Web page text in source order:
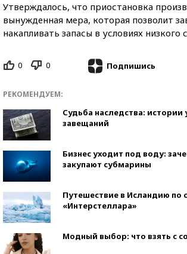
Утверждалось, что приостановка
вынужденная мера, которая позволит
накапливать запасы в условиях низкого
0 0 Подпишись
РЕКОМЕНДУЕМ:
Судьба наследства: истории
завещаний
Бизнес уходит под воду:
закупают субмарины
Путешествие в Исландию по
«Интерстеллара»
Модный выбор: что взять с